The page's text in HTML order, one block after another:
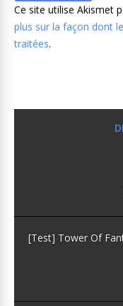
Ce site utilise Akismet
plus sur la façon dont
traitées.
[Test] Tower Of